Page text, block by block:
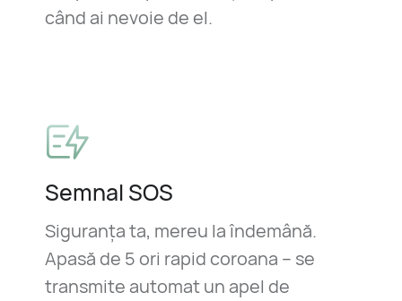
când ai nevoie de el.
Semnal SOS
Siguranța ta, mereu la îndemână.
Apasă de 5 ori rapid coroana – se
transmite automat un apel de